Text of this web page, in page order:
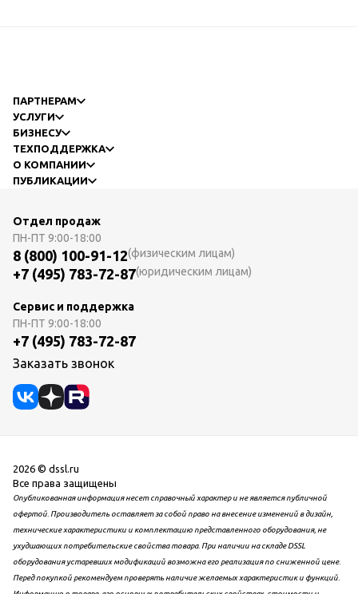
ПАРТНЕРАМ
УСЛУГИ
БИЗНЕСУ
ТЕХПОДДЕРЖКА
О КОМПАНИИ
ПУБЛИКАЦИИ
Отдел продаж
ПН-ПТ 9:00-18:00
8 (800) 100-91-12(физическим лицам)
+7 (495) 783-72-87(юридическим лицам)
Сервис и поддержка
ПН-ПТ 9:00-18:00
+7 (495) 783-72-87
Заказать звонок
2026 © dssl.ru
Все права защищены
Опубликованная информация несет справочный характер и не является публичной
офертой. Производитель оставляет за собой право на внесение изменений в дизайн,
технические характеристики и комплектацию представленного оборудования, не
ухудшающих потребительские свойства товара. При наличии на складе DSSL
оборудования устаревших модификаций возможна его реализация по сниженной цене.
Перед покупкой рекомендуем проверять наличие желаемых характеристик и функций.